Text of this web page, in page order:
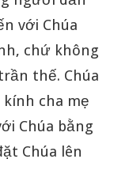
với Chúa
chứ không
thế. Chúa
cha mẹ
Chúa bằng
Chúa lên